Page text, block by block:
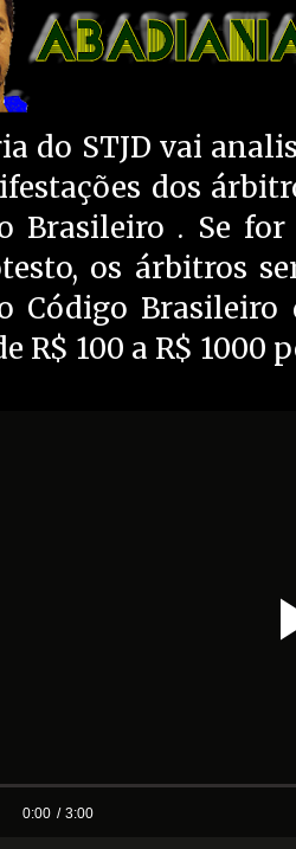
do STJD vai
dos
Brasileiro . Se
os árbitros
Código Brasileiro
R$ 100 a R$ 1000